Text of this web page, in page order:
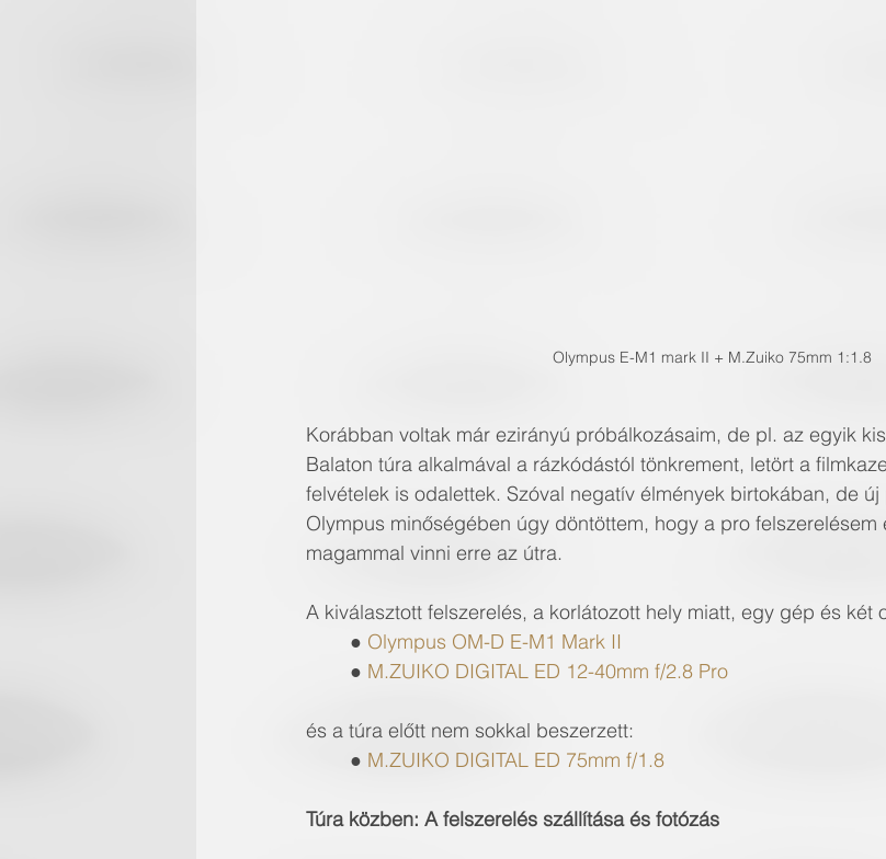
Olympus E-M1 mark II + M.Zuiko 75mm 1:1.8
Korábban voltak már ezirányú próbálkozásaim, de pl. az egyik
Balaton túra alkalmával a rázkódástól tönkrement, letört a
felvételek is odalettek. Szóval negatív élmények birtokában, de
Olympus minőségében úgy döntöttem, hogy a pro felszerelésem
magammal vinni erre az útra.
A kiválasztott felszerelés, a korlátozott hely miatt, egy gép és két
	●
Olympus OM-D E-M1 Mark II
	●
M.ZUIKO DIGITAL ED 12-40mm f/2.8 Pro
és a túra előtt nem sokkal beszerzett:
	●
M.ZUIKO DIGITAL ED 75mm f/1.8
Túra közben: A felszerelés szállítása és fotózás